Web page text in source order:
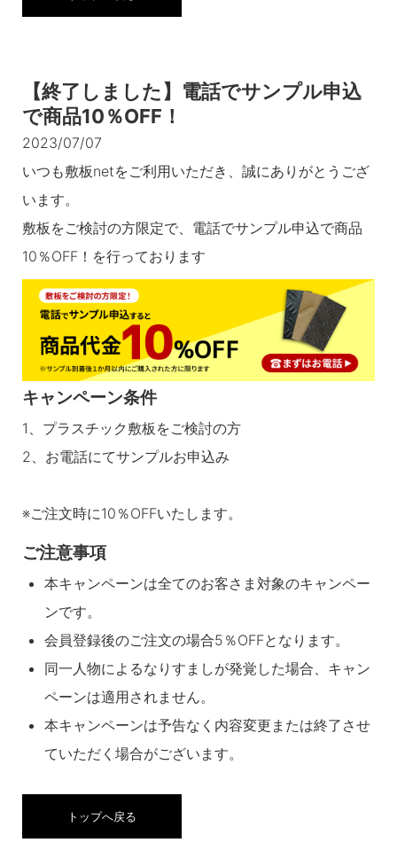
【終了しました】電話でサンプル申込
で商品10％OFF！
2023/07/07
いつも敷板netをご利用いただき、誠にありがとうござ
います。
敷板をご検討の方限定で、電話でサンプル申込で商品
10％OFF！を行っております
キャンペーン条件
1、プラスチック敷板をご検討の方
2、お電話にてサンプルお申込み
※ご注文時に10％OFFいたします。
ご注意事項
本キャンペーンは全てのお客さま対象のキャンペー
ンです。
会員登録後のご注文の場合5％OFFとなります。
同一人物によるなりすましが発覚した場合、キャン
ペーンは適用されません。
本キャンペーンは予告なく内容変更または終了させ
ていただく場合がございます。
トップへ戻る